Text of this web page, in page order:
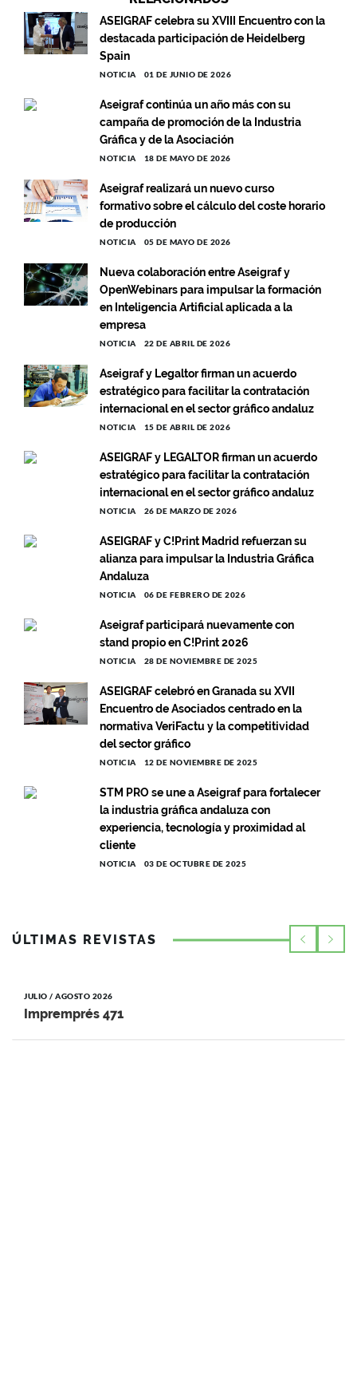
ASEIGRAF celebra su XVIII Encuentro con la
destacada participación de Heidelberg
Spain
NOTICIA 01 DE JUNIO DE 2026
Aseigraf continúa un año más con su
campaña de promoción de la Industria
Gráfica y de la Asociación
NOTICIA 18 DE MAYO DE 2026
Aseigraf realizará un nuevo curso
formativo sobre el cálculo del coste horario
de producción
NOTICIA 05 DE MAYO DE 2026
Nueva colaboración entre Aseigraf y
OpenWebinars para impulsar la formación
en Inteligencia Artificial aplicada a la
empresa
NOTICIA 22 DE ABRIL DE 2026
Aseigraf y Legaltor firman un acuerdo
estratégico para facilitar la contratación
internacional en el sector gráfico andaluz
NOTICIA 15 DE ABRIL DE 2026
ASEIGRAF y LEGALTOR firman un acuerdo
estratégico para facilitar la contratación
internacional en el sector gráfico andaluz
NOTICIA 26 DE MARZO DE 2026
ASEIGRAF y C!Print Madrid refuerzan su
alianza para impulsar la Industria Gráfica
Andaluza
NOTICIA 06 DE FEBRERO DE 2026
Aseigraf participará nuevamente con
stand propio en C!Print 2026
NOTICIA 28 DE NOVIEMBRE DE 2025
ASEIGRAF celebró en Granada su XVII
Encuentro de Asociados centrado en la
normativa VeriFactu y la competitividad
del sector gráfico
NOTICIA 12 DE NOVIEMBRE DE 2025
STM PRO se une a Aseigraf para fortalecer
la industria gráfica andaluza con
experiencia, tecnología y proximidad al
cliente
NOTICIA 03 DE OCTUBRE DE 2025
ÚLTIMAS REVISTAS
JULIO / AGOSTO 2026
Impremprés 471